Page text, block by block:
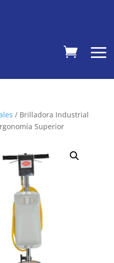
/ Brilladora Industrial
Superior